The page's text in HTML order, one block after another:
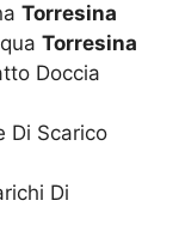
Torresina
Torresina
Doccia
Di Scarico
Di